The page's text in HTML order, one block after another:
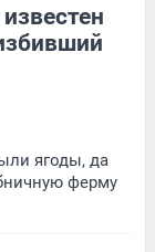
ягоды, да
ферму